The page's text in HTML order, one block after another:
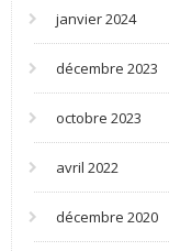
janvier 2024
décembre 2023
octobre 2023
avril 2022
décembre 2020